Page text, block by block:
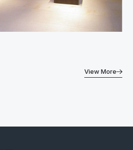
View More